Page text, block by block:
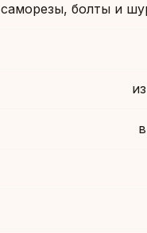
саморезы, болты и